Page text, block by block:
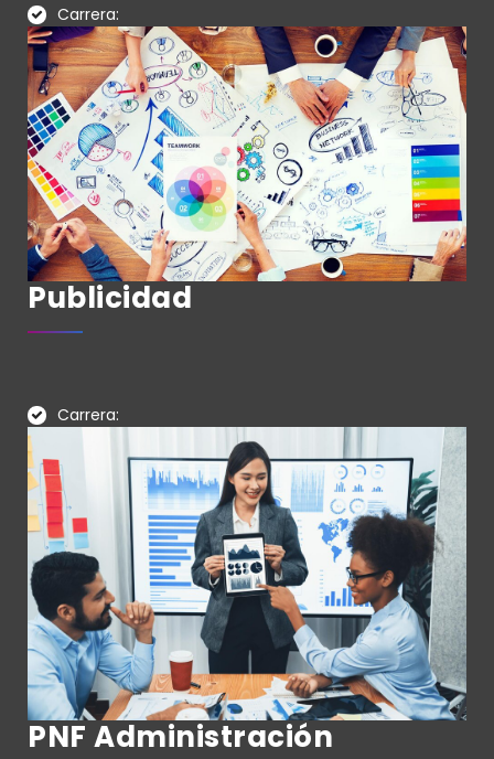
Carrera:
Publicidad
Carrera:
PNF Administración